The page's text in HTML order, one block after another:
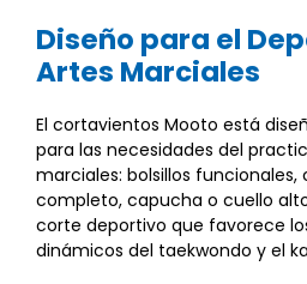
Diseño para el
Artes Marciales
El cortavientos Mooto está
para las necesidades del
marciales: bolsillos
completo, capucha o cuello
corte deportivo que favorece
dinámicos del taekwondo y el